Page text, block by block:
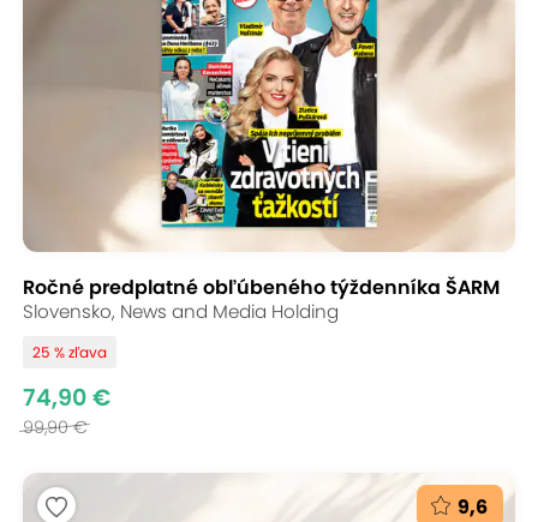
Ročné predplatné obľúbeného týždenníka ŠARM
Slovensko, News and Media Holding
25 % zľava
74,90 €
99,90 €
9,6